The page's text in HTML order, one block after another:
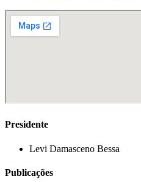
Presidente
Levi Damasceno Bessa
Publicações